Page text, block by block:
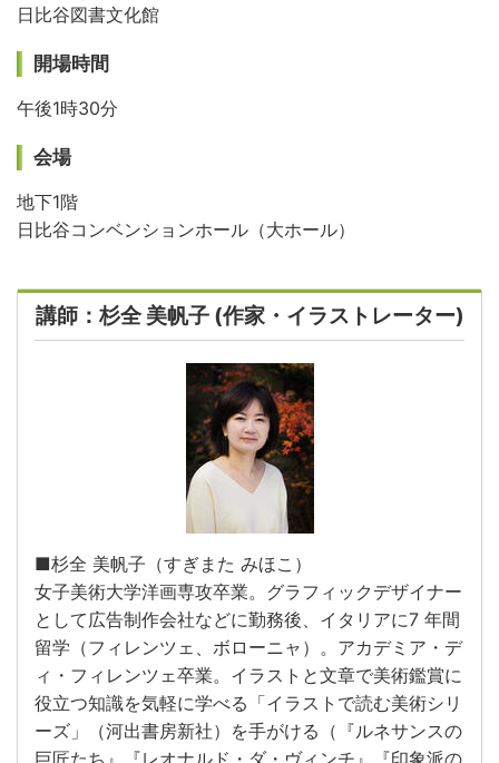
日比谷図書文化館
開場時間
午後1時30分
会場
地下1階
日比谷コンベンションホール（大ホール）
講師：杉全 美帆子 (作家・イラストレーター)
■杉全 美帆子（すぎまた みほこ）
女子美術大学洋画専攻卒業。グラフィックデザイナー
として広告制作会社などに勤務後、イタリアに7 年間
留学（フィレンツェ、ボローニャ）。アカデミア・デ
ィ・フィレンツェ卒業。イラストと文章で美術鑑賞に
役立つ知識を気軽に学べる「イラストで読む美術シリ
ーズ」（河出書房新社）を手がける（『ルネサンスの
巨匠たち』『レオナルド・ダ・ヴィンチ』『印象派の